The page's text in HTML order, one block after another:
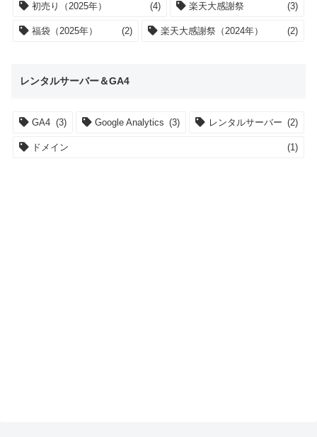
初売り（2025年） (4) 楽天大感謝祭 (3)
福袋（2025年） (2) 楽天大感謝祭（2024年） (2)
レンタルサーバー＆GA4
GA4 (3) Google Analytics (3) レンタルサーバー (2)
ドメイン (1)